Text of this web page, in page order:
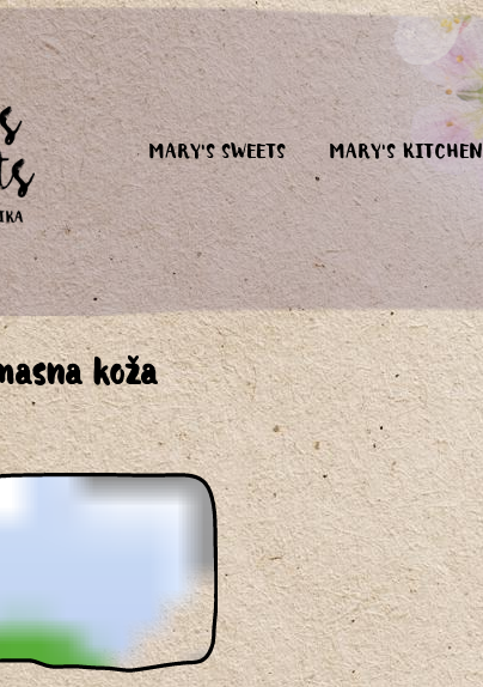
MARY'S SWEETS MARY'S KITCHEN
koža